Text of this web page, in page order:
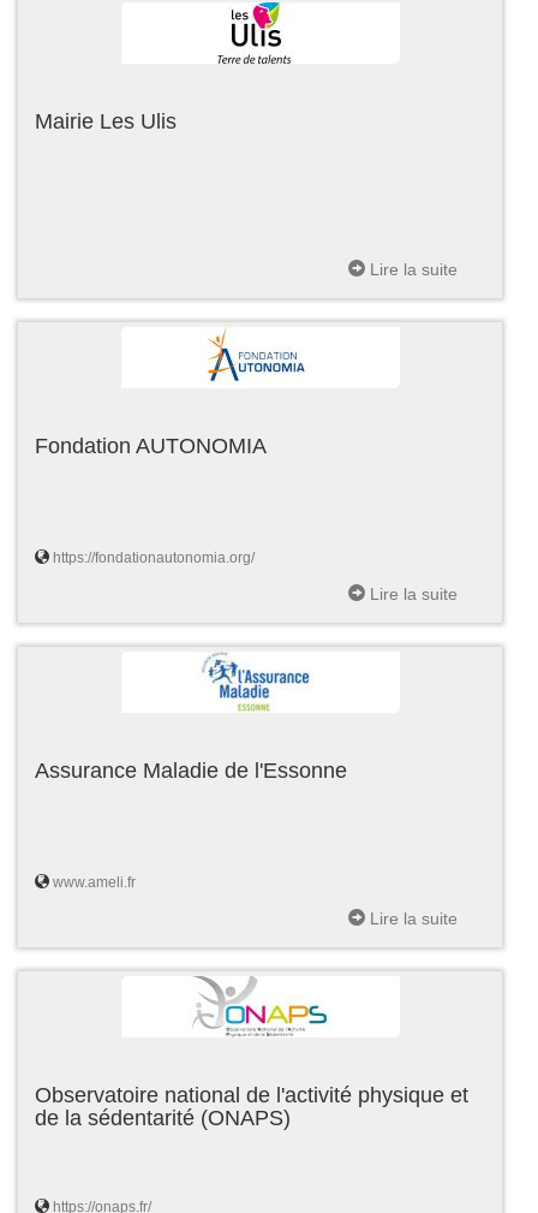
Mairie Les Ulis
Lire la suite
Fondation AUTONOMIA
https://fondationautonomia.org/
Lire la suite
Assurance Maladie de l'Essonne
www.ameli.fr
Lire la suite
Observatoire national de l'activité physique et
de la sédentarité (ONAPS)
https://onaps.fr/